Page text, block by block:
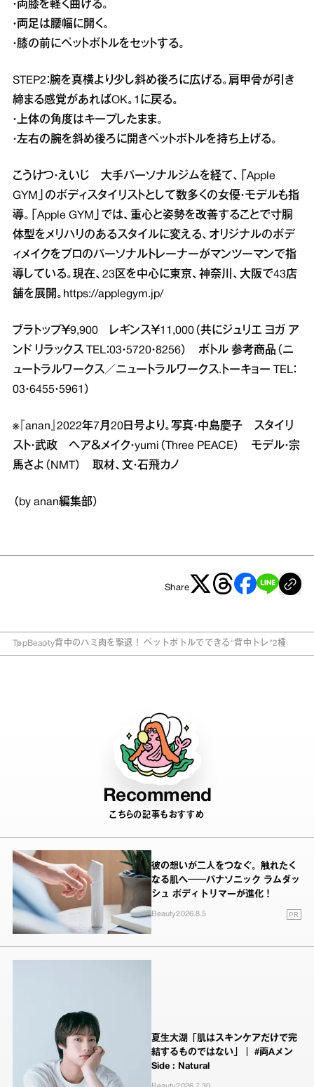
・両膝を軽く曲げる。
・両足は腰幅に開く。
・膝の前にペットボトルをセットする。
STEP2：腕を真横より少し斜め後ろに広げる。肩甲骨が引き
締まる感覚があればOK。1に戻る。
・上体の角度はキープしたまま。
・左右の腕を斜め後ろに開きペットボトルを持ち上げる。
こうけつ・えいじ 大手パーソナルジムを経て、「Apple
GYM」のボディスタイリストとして数多くの女優・モデルも指
導。「Apple GYM」では、重心と姿勢を改善することで寸胴
体型をメリハリのあるスタイルに変える、オリジナルのボデ
ィメイクをプロのパーソナルトレーナーがマンツーマンで指
導している。現在、23区を中心に東京、神奈川、大阪で43店
舗を展開。 https://applegym.jp/
ブラトップ￥9,900 レギンス￥11,000（共にジュリエ ヨガ ア
ンド リラックス TEL：03・5720・8256） ボトル 参考商品（ニ
ュートラルワークス／ニュートラルワークス.トーキョー TEL：
03・6455・5961）
※『anan』2022年7月20日号より。写真・中島慶子 スタイリ
スト・武政 ヘア＆メイク・yumi（Three PEACE） モデル・宗
馬さよ（NMT） 取材、文・石飛カノ
（by anan編集部）
Share
TopBeauty背中のハミ肉を撃退！ ペットボトルでできる“背中トレ”2種
Recommend
こちらの記事もおすすめ
彼の想いが二人をつなぐ。触れたく
なる肌へ──パナソニック ラムダッ
シュ ボディトリマーが進化！
Beauty2026.8.5 PR
夏生大湖「肌はスキンケアだけで完
結するものではない」｜ #両Aメン
Side : Natural